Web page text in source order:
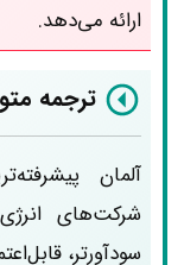
ارائه می‌دهد.
ترجمه
آلمان
شرکت‌های
سودآورتر،